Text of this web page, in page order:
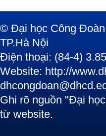
© Đại học Công
TP.Hà Nội
Điện thoại: (84-4)
Website: http://
Ghi rõ nguồn "Đại
từ website.